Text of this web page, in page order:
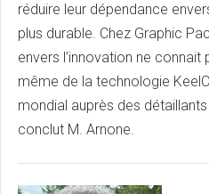
réduire leur dépendance
plus durable. Chez Graphic
envers l’innovation ne
même de la technologie
mondial auprès des
conclut M. Arnone.